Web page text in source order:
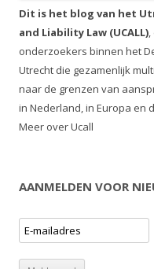
Dit is het blog van het
and Liability Law (UCALL)
onderzoekers binnen het
Utrecht die gezamenlijk
naar de grenzen van
in Nederland, in Europa en
Meer over Ucall
AANMELDEN VOOR